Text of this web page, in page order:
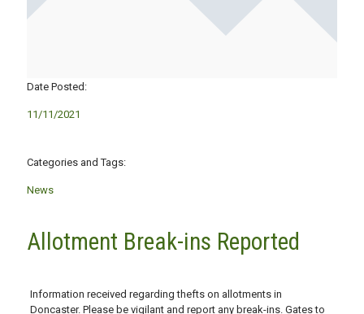
Date Posted:
11/11/2021
Categories and Tags:
News
Allotment Break-ins Reported
Information received regarding thefts on allotments in
Doncaster. Please be vigilant and report any break-ins. Gates to